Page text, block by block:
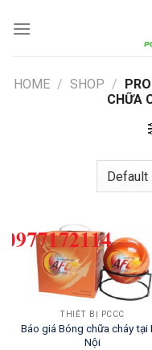
HOME / SHOP /
CHỮA
THIẾT BỊ PCCC
Báo giá Bóng chữa cháy tại
Nội